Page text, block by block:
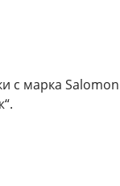
с марка Salomon